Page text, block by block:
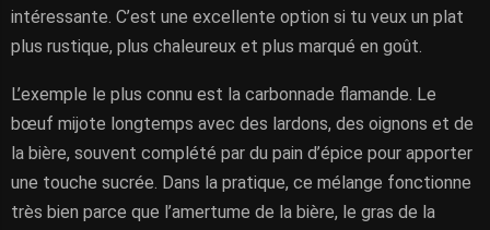
intéressante. C’est une excellente option si tu veux un plat
plus rustique, plus chaleureux et plus marqué en goût.
L’exemple le plus connu est la carbonnade flamande. Le
bœuf mijote longtemps avec des lardons, des oignons et de
la bière, souvent complété par du pain d’épice pour apporter
une touche sucrée. Dans la pratique, ce mélange fonctionne
très bien parce que l’amertume de la bière, le gras de la